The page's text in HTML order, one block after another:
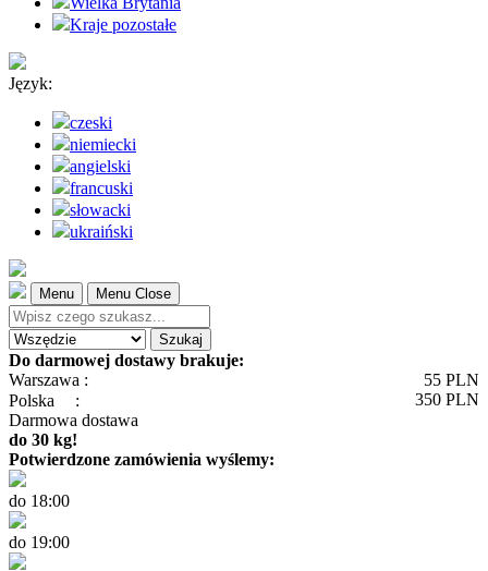
Kraje pozostałe
Język:
czeski
niemiecki
angielski
francuski
słowacki
ukraiński
Menu Menu Close
Szukaj
Do darmowej dostawy brakuje:
Warszawa :
55 PLN
Polska
: 350 PLN
Darmowa dostawa
do 30 kg!
Potwierdzone zamówienia wyślemy:
do 18:00
do 19:00